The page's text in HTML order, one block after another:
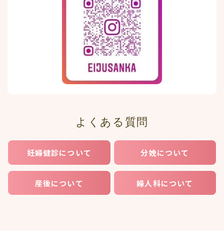
よくある質問
妊婦健診について 分娩について
産後について 婦人科について